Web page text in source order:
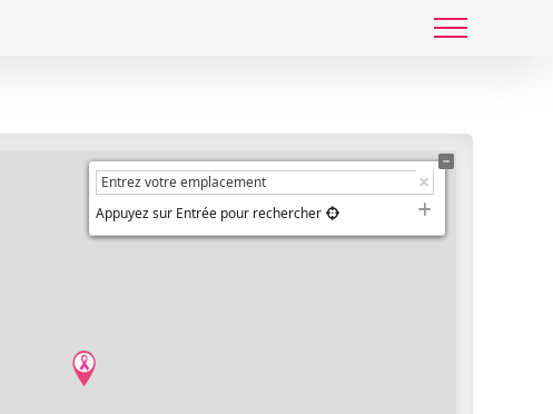
Appuyez sur Entrée pour rechercher